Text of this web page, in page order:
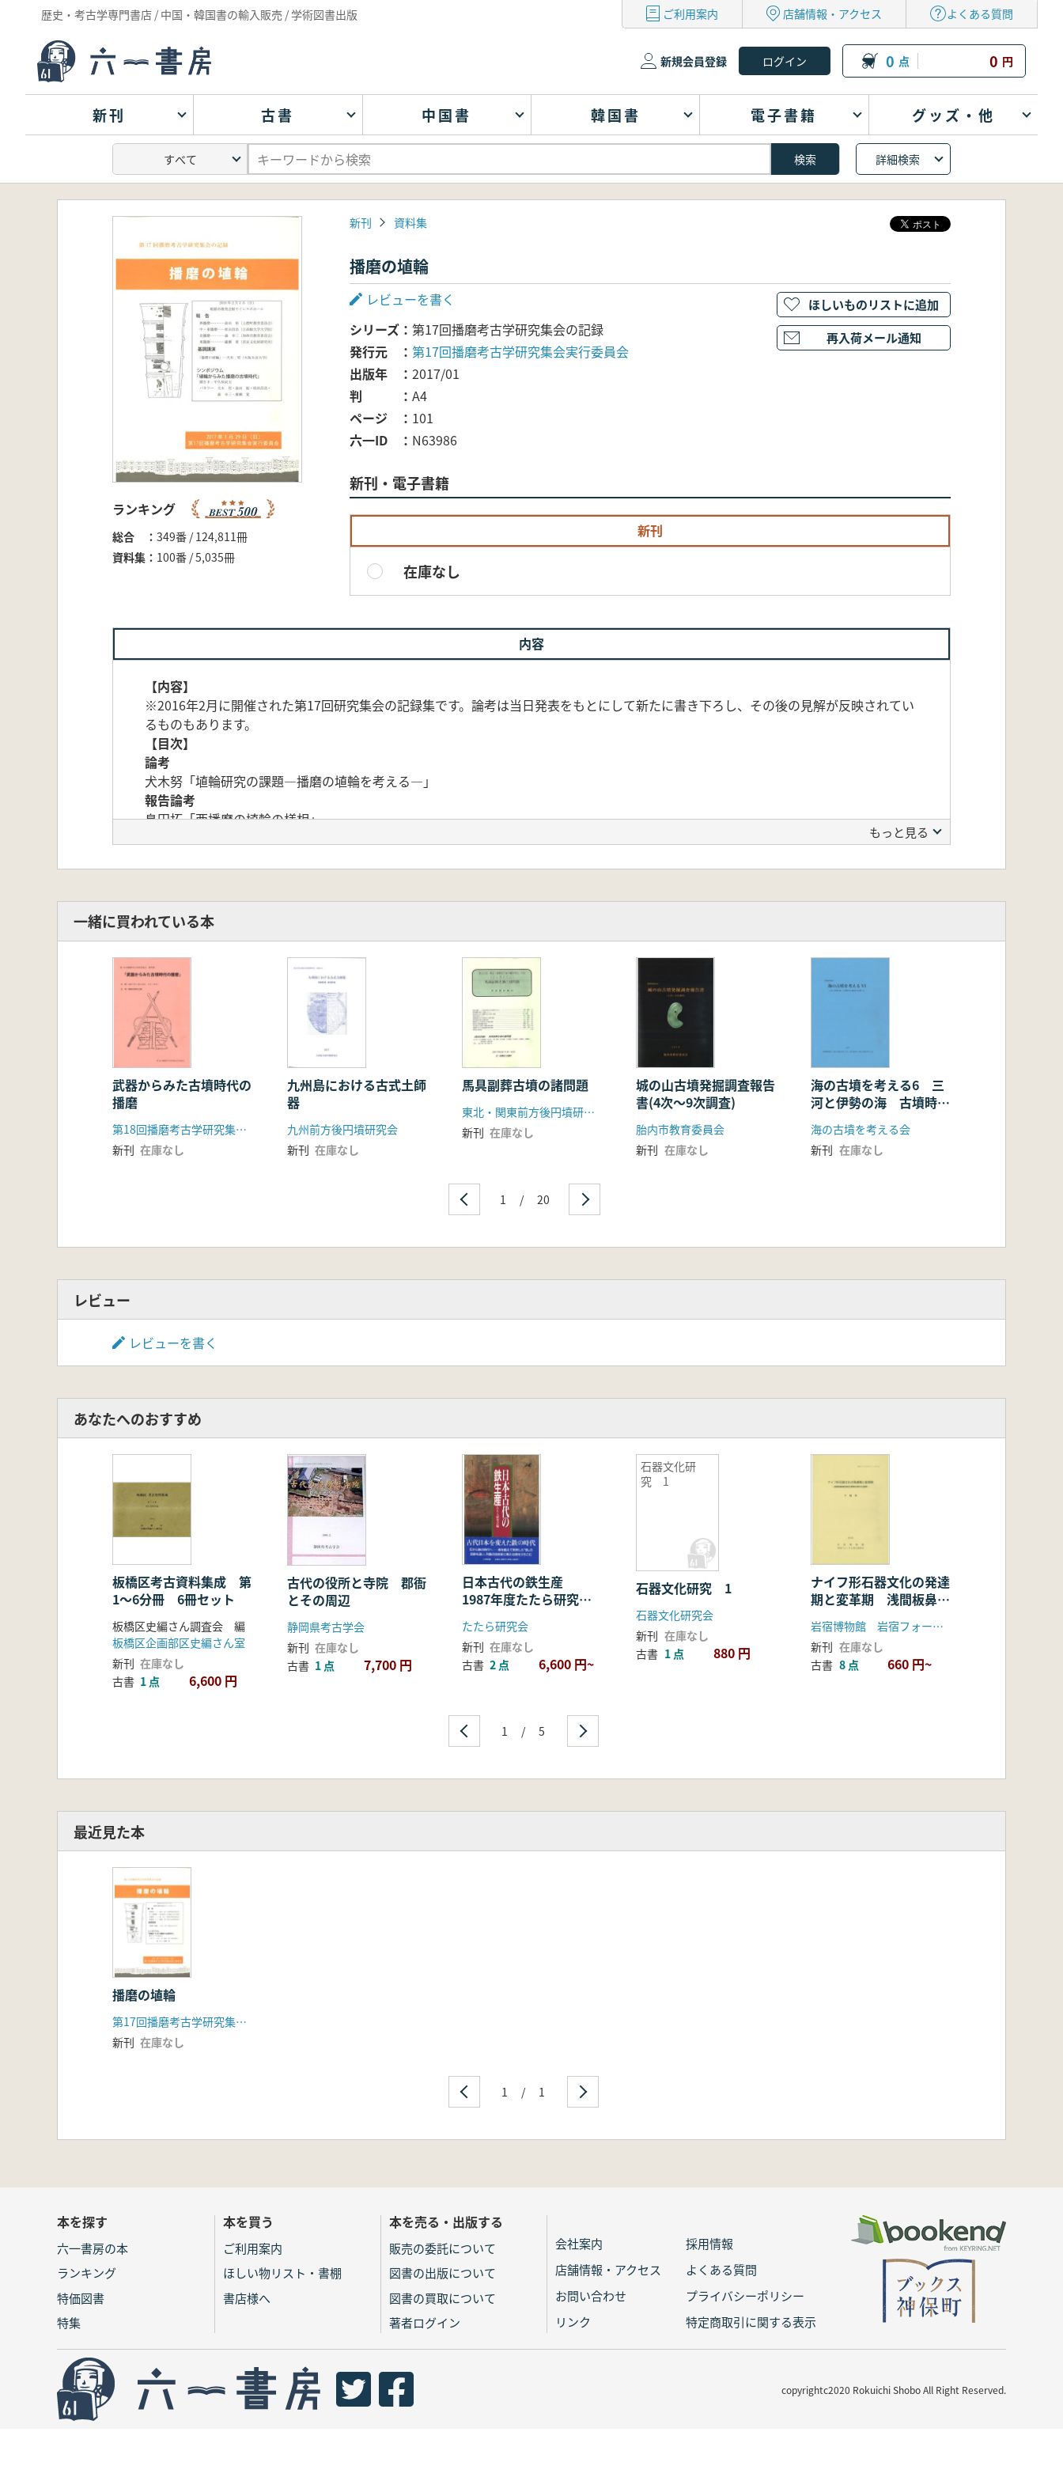
歴史・考古学専門書店 / 中国・韓国書の輸入販売 / 学術図書出版 ご利用案内 店舗情報・アクセス よくある質問
新規会員登録 0 点 0 円
新刊 古書 中国書 韓国書 電子書籍 グッズ・他
詳細検索
ランキング
総合
349番 / 124,811冊
資料集
100番 / 5,035冊
新刊 資料集
播磨の埴輪
レビューを書く
シリーズ
第17回播磨考古学研究集会の記録
発行元
第17回播磨考古学研究集会実行委員会
出版年
2017/01
判
A4
ページ
101
六一ID
N63986
新刊・電子書籍
新刊
在庫なし
ほしいものリストに追加
再入荷メール通知
内容
【内容】
※2016年2月に開催された第17回研究集会の記録集です。論考は当日発表をもとにして新たに書き下ろし、その後の見解が反映されてい
るものもあります。
【目次】
論考
犬木努「埴輪研究の課題―播磨の埴輪を考える―」
報告論考
島田拓「西播磨の埴輪の様相」
廣瀬 覚「明石川流域における埴輪の展開とその背景」
『埴輪からみた播磨の古墳時代』
もっと見る
一緒に買われている本
武器からみた古墳時代の
播磨
第18回播磨考古学研究集会実行委員会
新刊 在庫なし
九州島における古式土師
器
九州前方後円墳研究会
新刊 在庫なし
馬具副葬古墳の諸問題
東北・関東前方後円墳研究会
新刊 在庫なし
城の山古墳発掘調査報告
書(4次〜9次調査)
胎内市教育委員会
新刊 在庫なし
海の古墳を考える6 三
河と伊勢の海 古墳時代
の海道を往還する
海の古墳を考える会
新刊 在庫なし
1 / 20
レビュー
レビューを書く
あなたへのおすすめ
板橋区考古資料集成 第
1〜6分冊 6冊セット
板橋区史編さん調査会 編
板橋区企画部区史編さん室
新刊 在庫なし
古書 1 点 6,600 円
古代の役所と寺院 郡衙
とその周辺
静岡県考古学会
新刊 在庫なし
古書 1 点 7,700 円
日本古代の鉄生産
1987年度たたら研究会
大会資料
たたら研究会
新刊 在庫なし
古書 2 点 6,600 円~
石器文化研
究 1
石器文化研究 1
石器文化研究会
新刊 在庫なし
古書 1 点 880 円
ナイフ形石器文化の発達
期と変革期 浅間板鼻褐
色軽石群降灰期の石器群
岩宿博物館 岩宿フォーラム実行委員会
新刊 在庫なし
古書 8 点 660 円~
1 / 5
最近見た本
播磨の埴輪
第17回播磨考古学研究集会実行委員会
新刊 在庫なし
1 / 1
本を探す
六一書房の本
ランキング
特価図書
特集
本を買う
ご利用案内
ほしい物リスト・書棚
書店様へ
本を売る・出版する
販売の委託について
図書の出版について
図書の買取について
著者ログイン
会社案内
採用情報
店舗情報・アクセス
よくある質問
お問い合わせ
プライバシーポリシー
リンク
特定商取引に関する表示
copyrightc2020 Rokuichi Shobo All Right Reserved.